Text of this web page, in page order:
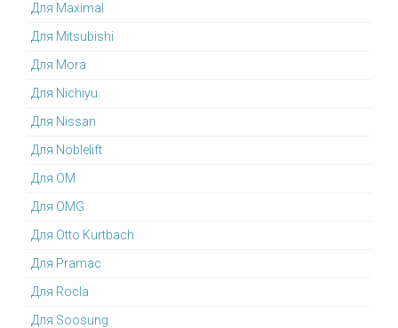
Для Maximal
Для Mitsubishi
Для Mora
Для Nichiyu
Для Nissan
Для Noblelift
Для OM
Для OMG
Для Otto Kurtbach
Для Pramac
Для Rocla
Для Soosung